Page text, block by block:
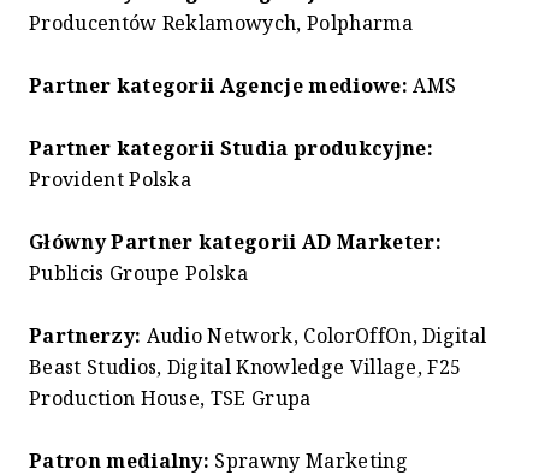
Producentów Reklamowych, Polpharma
Partner kategorii Agencje mediowe: AMS
Partner kategorii Studia produkcyjne:
Provident Polska
Główny Partner kategorii AD Marketer:
Publicis Groupe Polska
Partnerzy: Audio Network, ColorOffOn, Digital
Beast Studios, Digital Knowledge Village, F25
Production House, TSE Grupa
Patron medialny: Sprawny Marketing